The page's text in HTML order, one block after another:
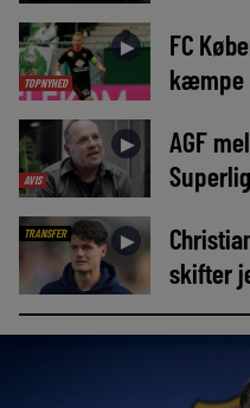
TOPNYHED
►
FC
kæmpe
AVIS
►
AGF
TRANSFER ►
skifter